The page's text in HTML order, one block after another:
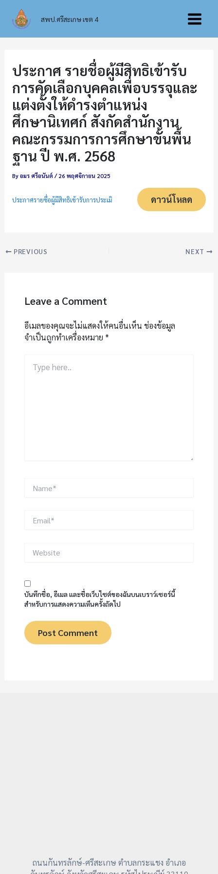
content
สพป.ศรีสะเกษ เขต 4
Main
ประกาศ รายชื่อผู้มีสิทธิเข้ารับ
การคัดเลือกบุคคลเพื่อบรรจุและ
แต่งตั้งให้ดำรงตำแหน่ง
ศึกษานิเทศก์ สังกัดสำนักงาน
คณะกรรมการการศึกษาขั้นพื้น
ฐาน ปี พ.ศ. 2568
Byอมร ศรีอนันต์/26 พฤศจิกายน 2025
ประกาศรายชื่อผู้มีสิทธิเข้ารับการประเมิ ดาวน์โหลด
PREVIOUS NEXT
Leave a Comment
อีเมลของคุณจะไม่แสดงให้คนอื่นเห็น ช่องข้อมูล
จำเป็นถูกทำเครื่องหมาย *
here..
บันทึกชื่อ, อีเมล และชื่อเว็บไซต์ของฉันบนเบราว์เซอร์นี้
สำหรับการแสดงความเห็นครั้งถัดไป
ถนนกันทรลักษ์-ศรีสะเกษ ตำบลกระแชง อำเภอ